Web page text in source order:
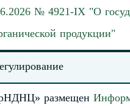
№ 4921-IX "О
продукции"
размещен